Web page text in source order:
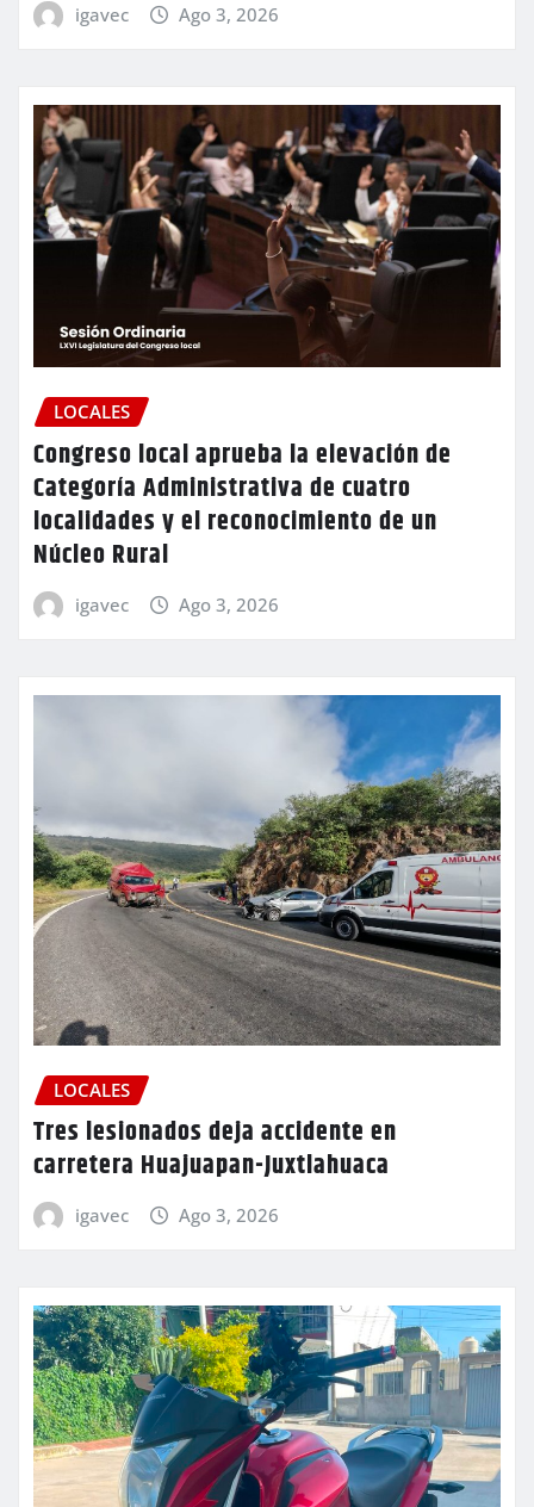
igavec Ago 3, 2026
LOCALES
Congreso local aprueba la elevación de
Categoría Administrativa de cuatro
localidades y el reconocimiento de un
Núcleo Rural
igavec Ago 3, 2026
LOCALES
Tres lesionados deja accidente en
carretera Huajuapan-Juxtlahuaca
igavec Ago 3, 2026